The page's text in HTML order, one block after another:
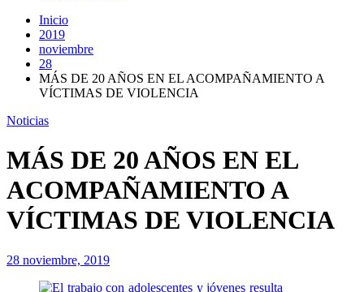
Inicio
2019
noviembre
28
MÁS DE 20 AÑOS EN EL ACOMPAÑAMIENTO A
VÍCTIMAS DE VIOLENCIA
Noticias
MÁS DE 20 AÑOS EN EL
ACOMPAÑAMIENTO A
VÍCTIMAS DE VIOLENCIA
28 noviembre, 2019